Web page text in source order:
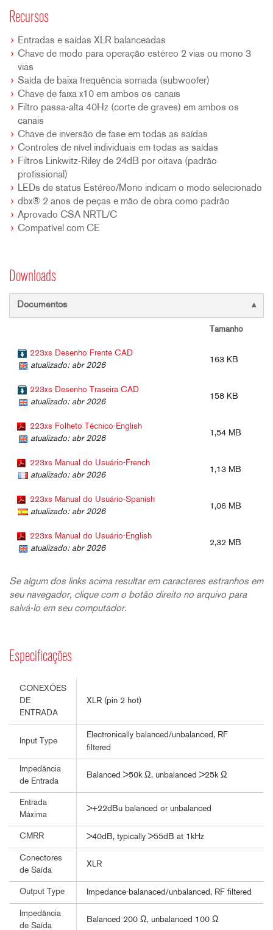
Recursos
Entradas e saídas XLR balanceadas
Chave de modo para operação estéreo 2 vias ou mono 3
vias
Saída de baixa frequência somada (subwoofer)
Chave de faixa x10 em ambos os canais
Filtro passa-alta 40Hz (corte de graves) em ambos os
canais
Chave de inversão de fase em todas as saídas
Controles de nível individuais em todas as saídas
Filtros Linkwitz-Riley de 24dB por oitava (padrão
profissional)
LEDs de status Estéreo/Mono indicam o modo selecionado
dbx® 2 anos de peças e mão de obra como padrão
Aprovado CSA NRTL/C
Compatível com CE
Downloads
Documentos
Tamanho
223xs Desenho Frente CAD
atualizado: abr 2026
163 KB
223xs Desenho Traseira CAD
atualizado: abr 2026
158 KB
223xs Folheto Técnico-English
atualizado: abr 2026
1,54 MB
223xs Manual do Usuário-French
atualizado: abr 2026
1,13 MB
223xs Manual do Usuário-Spanish
atualizado: abr 2026
1,06 MB
223xs Manual do Usuário-English
atualizado: abr 2026
2,32 MB
Se algum dos links acima resultar em caracteres estranhos em
seu navegador, clique com o botão direito no arquivo para
salvá-lo em seu computador.
Especificações
CONEXÕES
DE
ENTRADA
XLR (pin 2 hot)
Input Type
Electronically balanced/unbalanced, RF
filtered
Impedância
de Entrada
Balanced >50k Ω, unbalanced >25k Ω
Entrada
Máxima
>+22dBu balanced or unbalanced
CMRR >40dB, typically >55dB at 1kHz
Conectores
de Saída
XLR
Output Type Impedance-balanaced/unbalanced, RF filtered
Impedância
de Saída
Balanced 200 Ω, unbalanced 100 Ω